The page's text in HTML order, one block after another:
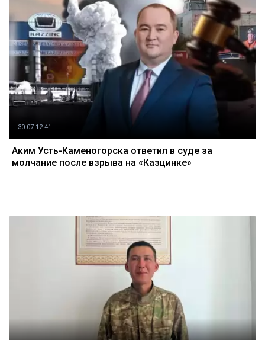
30.07 12:41
Аким Усть-Каменогорска ответил в суде за
молчание после взрыва на «Казцинке»